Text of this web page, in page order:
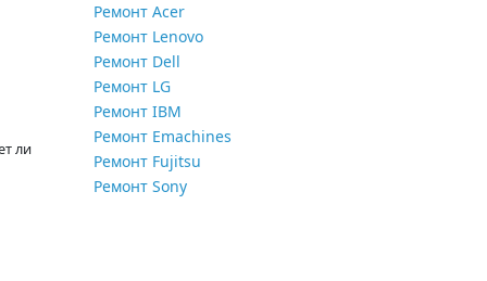
ли
Ремонт Acer
Ремонт Lenovo
Ремонт Dell
Ремонт LG
Ремонт IBM
Ремонт Emachines
Ремонт Fujitsu
Ремонт Sony